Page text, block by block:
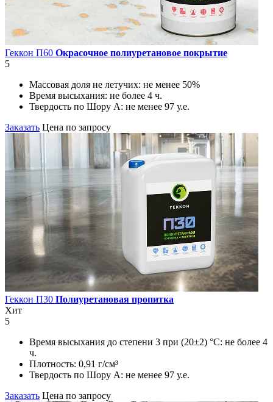
Геккон П60 Окрасочное полиуретановое покрытие
5
Массовая доля не летучих: не менее 50%
Время высыхания: не более 4 ч.
Твердость по Шору А: не менее 97 у.е.
Заказать Цена по запросу
Геккон П30 Полиуретановая пропитка
Хит
5
Время высыхания до степени 3 при (20±2) °С: не более 4
ч.
Плотность: 0,91 г/см³
Твердость по Шору А: не менее 97 у.е.
Заказать Цена по запросу